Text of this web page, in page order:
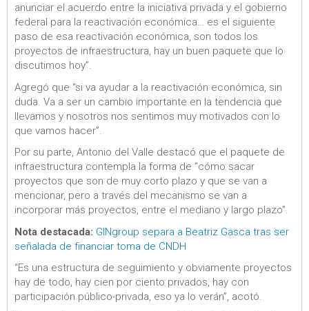
anunciar el acuerdo entre la iniciativa privada y el gobierno
federal para la reactivación económica… es el siguiente
paso de esa reactivación económica, son todos los
proyectos de infraestructura, hay un buen paquete que lo
discutimos hoy”.
Agregó que “si va ayudar a la reactivación económica, sin
duda. Va a ser un cambio importante en la tendencia que
llevamos y nosotros nos sentimos muy motivados con lo
que vamos hacer”.
Por su parte, Antonio del Valle destacó que el paquete de
infraestructura contempla la forma de “cómo sacar
proyectos que son de muy corto plazo y que se van a
mencionar, pero a través del mecanismo se van a
incorporar más proyectos, entre el mediano y largo plazo”.
Nota destacada: GINgroup separa a Beatriz Gasca tras ser
señalada de financiar toma de CNDH
“Es una estructura de seguimiento y obviamente proyectos
hay de todo, hay cien por ciento privados, hay con
participación público-privada, eso ya lo verán”, acotó.